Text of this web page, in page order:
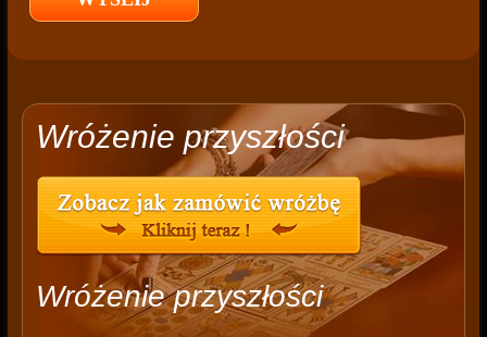
Wróżenie przyszłości
Wróżenie przyszłości